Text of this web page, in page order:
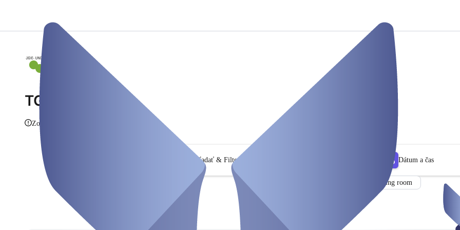
TGO Oldenburg
Zobraziť informácie
Hľadať & Filter Dátum a čas
Meeting room